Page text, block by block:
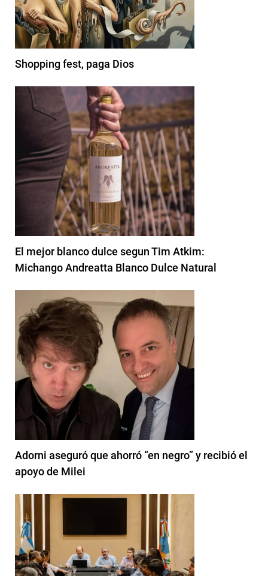
Shopping fest, paga Dios
El mejor blanco dulce segun Tim Atkim:
Michango Andreatta Blanco Dulce Natural
Adorni aseguró que ahorró “en negro” y recibió el
apoyo de Milei